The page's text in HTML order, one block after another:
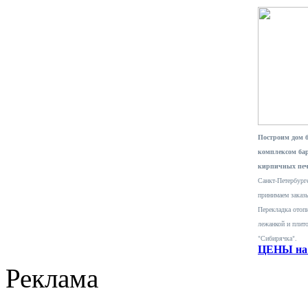
Построим дом
комплексом
кирпичных
Санкт-
принимаем
Перекладка
лежанкой и
"Сибирячка".
ЦЕНЫ на
Реклама